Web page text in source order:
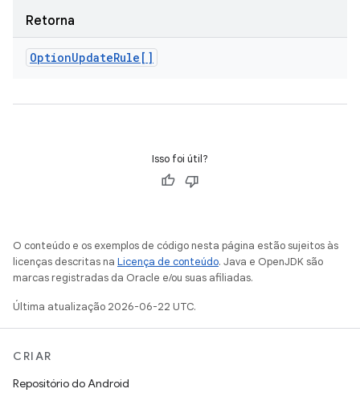
Retorna
OptionUpdateRule[]
Isso foi útil?
O conteúdo e os exemplos de código nesta página estão sujeitos às
licenças descritas na Licença de conteúdo. Java e OpenJDK são
marcas registradas da Oracle e/ou suas afiliadas.
Última atualização 2026-06-22 UTC.
CRIAR
Repositório do Android